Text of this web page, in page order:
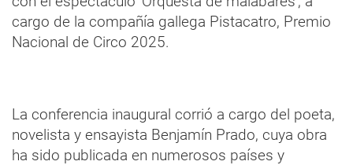
cargo de la compañía gallega Pistacatro, Premio
Nacional de Circo 2025.
La conferencia inaugural corrió a cargo del poeta,
novelista y ensayista Benjamín Prado, cuya obra
ha sido publicada en numerosos países y